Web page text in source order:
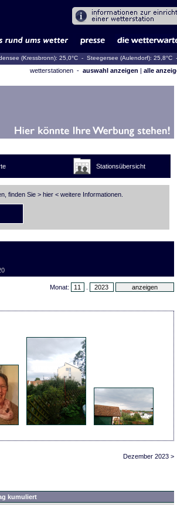
(Kressbronn): 25,0°C - Steegersee (Aulendorf): 25,8°C
wetterstationen - auswahl anzeigen | alle
Stationsübersicht
finden Sie > hier< weitere Informationen.
Monat:
Dezember 2023 >
kumuliert